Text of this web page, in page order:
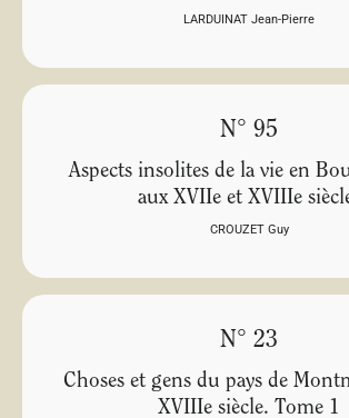
LARDUINAT Jean-Pierre
N° 95
Aspects insolites de la vie en
aux XVIIe et XVIIIe
CROUZET Guy
N° 23
Choses et gens du pays de
XVIIIe siècle. Tome 1